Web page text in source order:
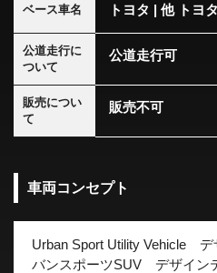
ベース車名 トヨタ | 他 トヨタ
公道走行に
ついて
公道走行可
販売につい
て
販売不可
車両コンセプト
Urban Sport Utility Vehicle デ
バンスポーツSUV デザイン